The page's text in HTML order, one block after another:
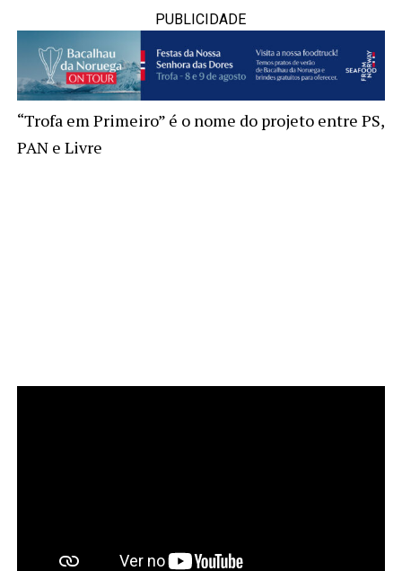
PUBLICIDADE
“Trofa em Primeiro” é o nome do projeto entre PS,
PAN e Livre